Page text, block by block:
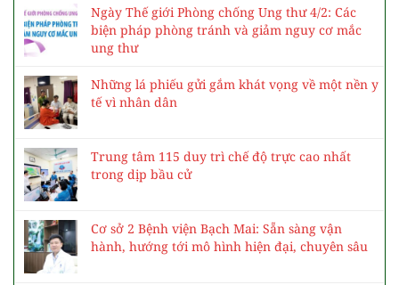
Ngày Thế giới Phòng chống Ung thư 4/2: Các
biện pháp phòng tránh và giảm nguy cơ mắc
ung thư
Những lá phiếu gửi gắm khát vọng về một nền y
tế vì nhân dân
Trung tâm 115 duy trì chế độ trực cao nhất
trong dịp bầu cử
Cơ sở 2 Bệnh viện Bạch Mai: Sẵn sàng vận
hành, hướng tới mô hình hiện đại, chuyên sâu